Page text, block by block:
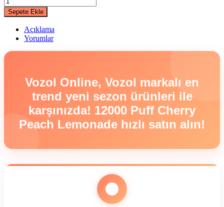
Puff
Cherry
Peach
Lemonade
quantity
Sepete Ekle
Açıklama
Yorumlar
Vozol Online, Vozol markalı en
trend yeni sezon ürünleri ile
karşınızda! 12000 Puff Cherry
Peach Lemonade hızlı satın alın!